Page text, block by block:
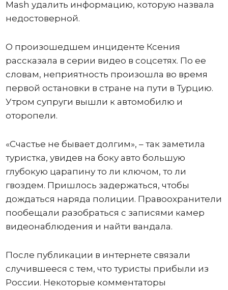
Mash удалить информацию, которую назвала
недостоверной.
О произошедшем инциденте Ксения
рассказала в серии видео в соцсетях. По ее
словам, неприятность произошла во время
первой остановки в стране на пути в Турцию.
Утром супруги вышли к автомобилю и
оторопели.
«Счастье не бывает долгим», – так заметила
туристка, увидев на боку авто большую
глубокую царапину то ли ключом, то ли
гвоздем. Пришлось задержаться, чтобы
дождаться наряда полиции. Правоохранители
пообещали разобраться с записями камер
видеонаблюдения и найти вандала.
После публикации в интернете связали
случившееся с тем, что туристы прибыли из
России. Некоторые комментаторы